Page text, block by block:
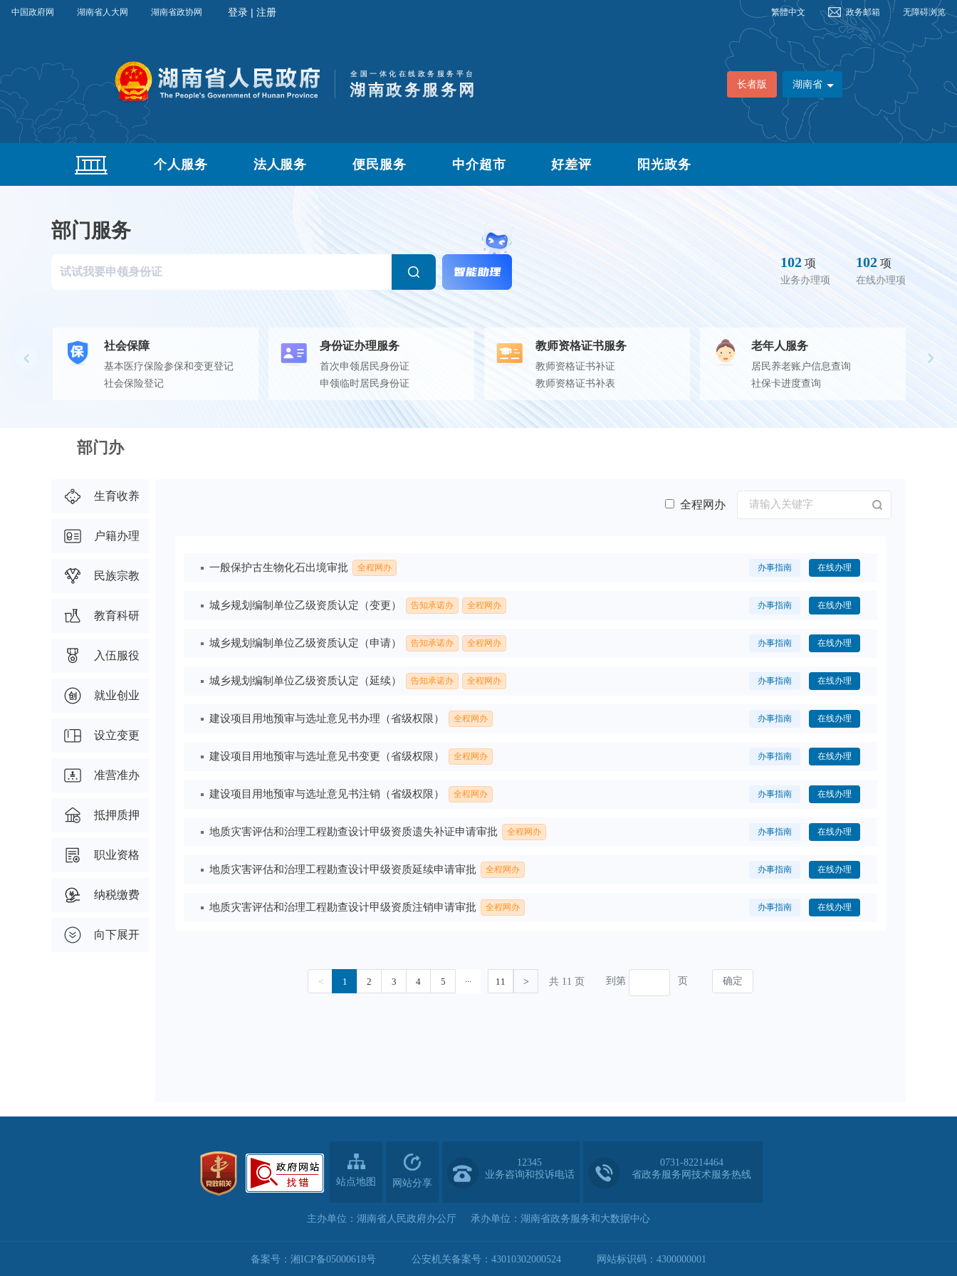
中国政府网 湖南省人大网 湖南省政协网 繁體中文 政务邮箱 无障碍浏览
长者版 湖南省
个人服务 法人服务 便民服务 中介超市 好差评 阳光政务
部门服务
102 项
业务办理项
102 项
在线办理项
社会保障
基本医疗保险参保和变更登记
社会保险登记
身份证办理服务
首次申领居民身份证
申领临时居民身份证
教师资格证书服务
教师资格证书补证
教师资格证书补表
老年人服务
居民养老账户信息查询
社保卡进度查询
部门办
生育收养
户籍办理
民族宗教
教育科研
入伍服役
就业创业
设立变更
准营准办
抵押质押
职业资格
纳税缴费
向下展开
全程网办
站点地图 网站分享
12345
业务咨询和投诉电话
0731-82214464
省政务服务网技术服务热线
主办单位：湖南省人民政府办公厅 承办单位：湖南省政务服务和大数据中心
备案号：湘ICP备05000618号 公安机关备案号：43010302000524 网站标识码：4300000001